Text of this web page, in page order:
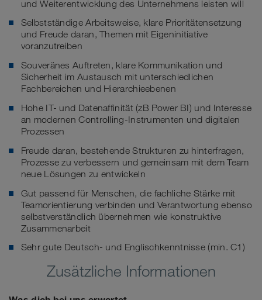
und Weiterentwicklung des Unternehmens leisten will
Selbstständige Arbeitsweise, klare Prioritätensetzung
und Freude daran, Themen mit Eigeninitiative
voranzutreiben
Souveränes Auftreten, klare Kommunikation und
Sicherheit im Austausch mit unterschiedlichen
Fachbereichen und Hierarchieebenen
Hohe IT- und Datenaffinität (zB Power BI) und Interesse
an modernen Controlling-Instrumenten und digitalen
Prozessen
Freude daran, bestehende Strukturen zu hinterfragen,
Prozesse zu verbessern und gemeinsam mit dem Team
neue Lösungen zu entwickeln
Gut passend für Menschen, die fachliche Stärke mit
Teamorientierung verbinden und Verantwortung ebenso
selbstverständlich übernehmen wie konstruktive
Zusammenarbeit
Sehr gute Deutsch- und Englischkenntnisse (min. C1)
Zusätzliche Informationen